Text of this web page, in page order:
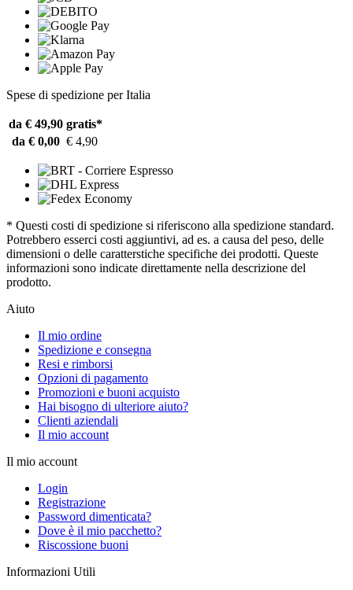
Spese di spedizione per Italia
da € 49,90 gratis*
da € 0,00 € 4,90
* Questi costi di spedizione si riferiscono alla spedizione standard.
Potrebbero esserci costi aggiuntivi, ad es. a causa del peso, delle
dimensioni o delle caratterstiche specifiche dei prodotti. Queste
informazioni sono indicate direttamente nella descrizione del
prodotto.
Aiuto
Il mio ordine
Spedizione e consegna
Resi e rimborsi
Opzioni di pagamento
Promozioni e buoni acquisto
Hai bisogno di ulteriore aiuto?
Clienti aziendali
Il mio account
Il mio account
Login
Registrazione
Password dimenticata?
Dove è il mio pacchetto?
Riscossione buoni
Informazioni Utili